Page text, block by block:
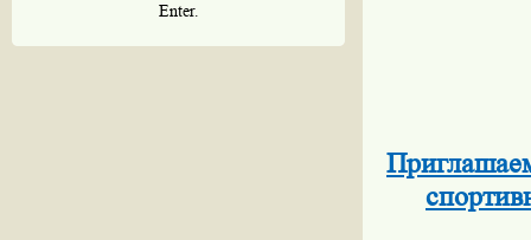
Enter.